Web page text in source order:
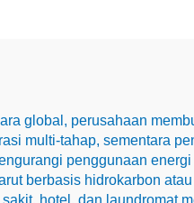
global, perusahaan
multi-tahap, sementara
penggunaan
berbasis hidrokarbon
hotel, dan